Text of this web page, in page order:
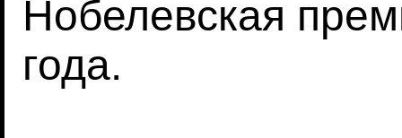
Нобелевская
года.